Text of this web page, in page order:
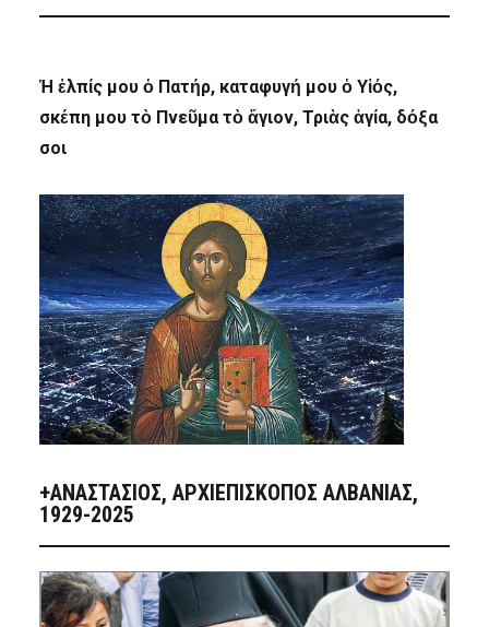
Ἡ ἐλπίς μου ὁ Πατήρ, καταφυγή μου ὁ Υἱός,
σκέπη μου τὸ Πνεῦμα τὸ ἅγιον, Τριὰς ἁγία, δόξα
σοι
+ΑΝΑΣΤΆΣΙΟΣ, ΑΡΧΙΕΠΊΣΚΟΠΟΣ ΑΛΒΑΝΊΑΣ,
1929-2025